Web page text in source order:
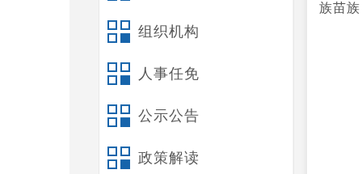
组织机构
人事任免
公示公告
政策解读
族苗